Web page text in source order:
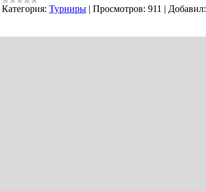
Категория: Турниры | Просмотров: 911 | Добавил: